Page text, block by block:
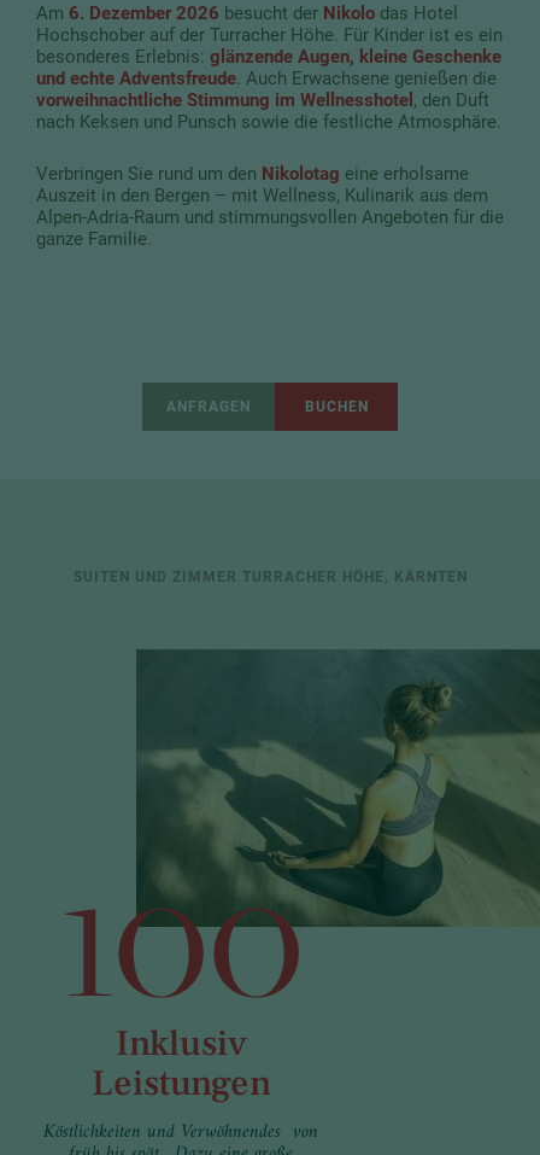
Am 6. Dezember 2026 besucht der Nikolo das Hotel
Hochschober auf der Turracher Höhe. Für Kinder ist es ein
besonderes Erlebnis: glänzende Augen, kleine Geschenke
und echte Adventsfreude . Auch Erwachsene genießen die
vorweihnachtliche Stimmung im Wellnesshotel , den Duft
nach Keksen und Punsch sowie die festliche Atmosphäre.
Verbringen Sie rund um den Nikolotag eine erholsame
Auszeit in den Bergen – mit Wellness, Kulinarik aus dem
Alpen-Adria-Raum und stimmungsvollen Angeboten für die
ganze Familie.
ANFRAGEN BUCHEN
SUITEN UND ZIMMER TURRACHER HÖHE, KÄRNTEN
100
Inklusiv
Leistungen
Köstlichkeiten und Verwöhnendes von